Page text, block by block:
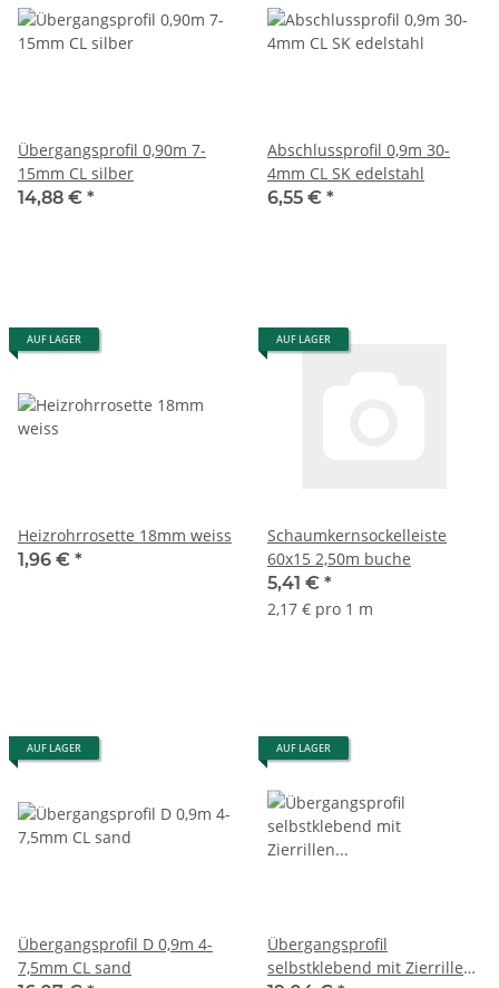
Übergangsprofil 0,90m 7-
15mm CL silber
14,88 € *
Abschlussprofil 0,9m 30-
4mm CL SK edelstahl
6,55 € *
AUF LAGER
Heizrohrrosette 18mm weiss
1,96 € *
AUF LAGER
Schaumkernsockelleiste
60x15 2,50m buche
5,41 € *
2,17 € pro 1 m
AUF LAGER
Übergangsprofil D 0,9m 4-
7,5mm CL sand
AUF LAGER
Übergangsprofil
selbstklebend mit Zierrillen